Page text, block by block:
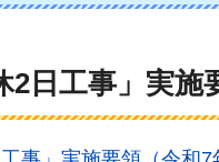
2日工事」実施